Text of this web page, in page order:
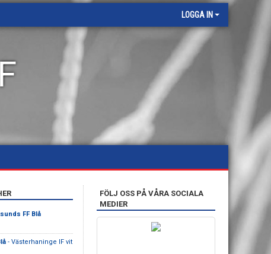
LOGGA IN
FF Blå
- Västerhaninge IF vit
FÖLJ OSS PÅ VÅRA SOCIALA
MEDIER